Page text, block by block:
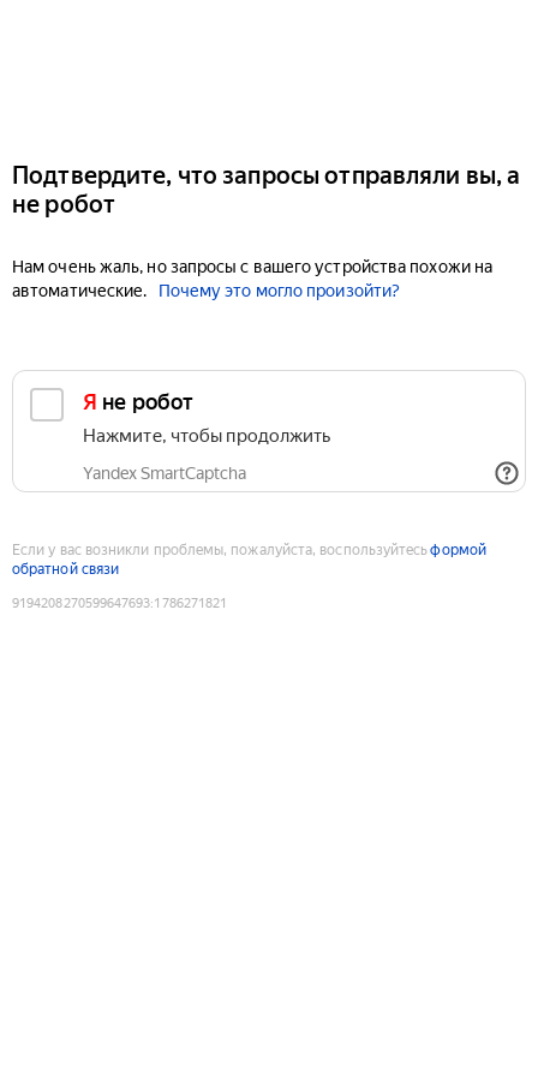
Подтвердите, что запросы отправляли вы, а
не робот
Нам очень жаль, но запросы с вашего устройства похожи на
автоматические.
Почему это могло произойти?
Я не робот
Нажмите, чтобы продолжить
Yandex SmartCaptcha
Если у вас возникли проблемы, пожалуйста, воспользуйтесьформой
обратной связи
9194208270599647693:1786271821